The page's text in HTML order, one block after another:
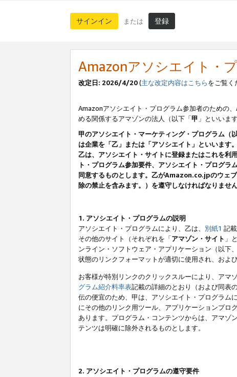
サインイン または 登録
Amazonアソシエイト・
改定日: 2026/4/20(主な改定内容はこちらをご覧く
Amazonアソシエイト・プログラム参加者のための
める関係するアマゾンの法人（以下「甲 」といいま
甲のアソシエイト・マーケティング・プログラム（
は企業を「乙」または「アソシエイト」といいます
乙は、アソシエイト・サイトに登録またはこれを利
ト・プログラム参加要件、アソシエイト・プログ
同意するものとします。乙がAmazon.co.jpのウェ
除の禁止を含みます。）を遵守しなければなりませ
1. アソシエイト・プログラムの説明
アソシエイト・プログラムにより、乙は、 別紙1 記
その他のサイト（それぞれを「アマゾン・サイト 」
ンライン・ソフトウェア・アプリケーション（以下
状態のリンクフォーマットが適切に使用され、およ
お客様が特別リンクのクリックスルーにより、アマ
グラム紹介料率表記載の詳細のとおり（および同表
伝の便宜のため、甲は、アソシエイト・プログラム
にその他のリンク用ツール、アプリケーションプロ
あります。プログラム・コンテンツからは、アマゾ
テンツは明確に除外されるものとします。
2. アソシエイト・プログラムの遵守要件